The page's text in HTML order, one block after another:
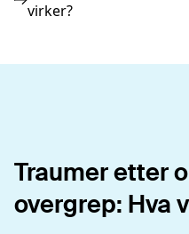
virker?
Traumer etter
overgrep: Hva